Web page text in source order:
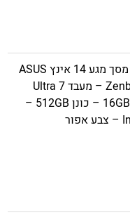
מחשב נייד עם מסך מגע 14 אינץ ASUS
Zenbook 14 OLED – מעבד Ultra 7
255H – זכרון 16GB – כונן 512GB –